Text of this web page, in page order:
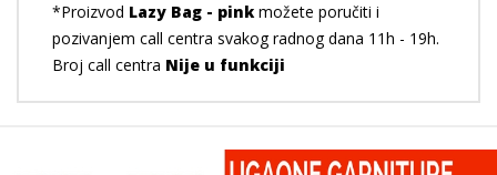
*Proizvod Lazy Bag - pinkmožete poručiti i
pozivanjem call centra svakog radnog dana 11h - 19h.
Broj call centra Nije u funkciji